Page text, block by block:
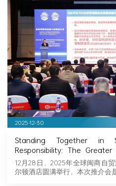
2025-12-30
Standing Together in
Responsibility: The
Exporters Association
Hainan, Joining Hands
Seize Business
12月28日，2025年全球闽商自
尔顿酒店圆满举行，本次推介